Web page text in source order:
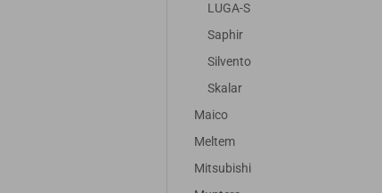
LUGA-S
Saphir
Silvento
Skalar
Maico
Meltem
Mitsubishi